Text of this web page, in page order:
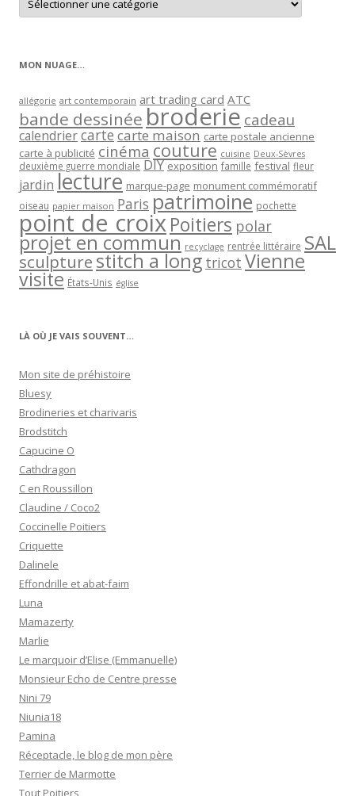
les
articles
MON NUAGE…
allégorie art contemporain art trading card ATC
bande dessinée broderie cadeau
calendriercartecarte maison carte postale ancienne
carte à publicité cinéma couture cuisine Deux-Sèvres
deuxième guerre mondiale DIY exposition famille festival fleur
jardin lecture marque-page monument commémoratif
oiseau papier maison Paris patrimoine pochette
point de croixPoitiers polar
projet en commun recyclage rentrée littéraire SAL
sculpturestitch a long tricot Vienne
visite États-Unis église
LÀ OÙ JE VAIS SOUVENT…
Mon site de préhistoire
Bluesy
Brodineries et charivaris
Brodstitch
Capucine O
Cathdragon
C en Roussillon
Claudine / Coco2
Coccinelle Poitiers
Criquette
Dalinele
Effondrille et abat-faim
Luna
Mamazerty
Marlie
Le marquoir d’Elise (Emmanuelle)
Monsieur Echo de Centre presse
Nini 79
Niunia18
Pamina
Réceptacle, le blog de mon père
Terrier de Marmotte
Tout Poitiers